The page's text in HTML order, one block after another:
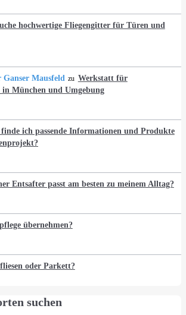
hochwertige Fliegengitter für Türen und
Ganser Mausfeld zu Werkstatt für
in München und Umgebung
ich passende Informationen und Produkte
Entsafter passt am besten zu meinem Alltag?
übernehmen?
oder Parkett?
suchen